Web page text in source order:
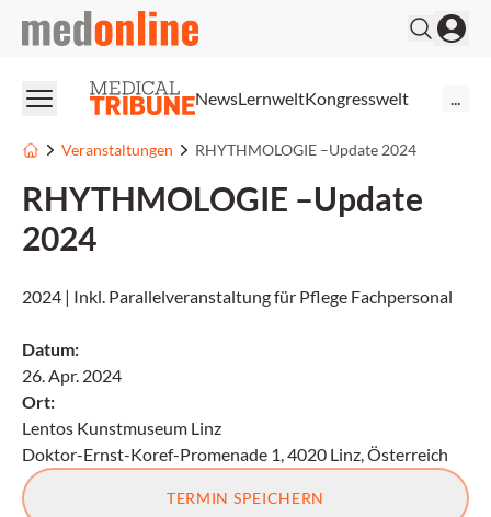
medonline
NewsLernweltKongresswelt
Veranstaltungen RHYTHMOLOGIE –Update 2024
RHYTHMOLOGIE –Update
2024
2024 | Inkl. Parallelveranstaltung für Pflege Fachpersonal
Datum:
26. Apr. 2024
Ort:
Lentos Kunstmuseum Linz
Doktor-Ernst-Koref-Promenade 1, 4020 Linz, Österreich
TERMIN SPEICHERN